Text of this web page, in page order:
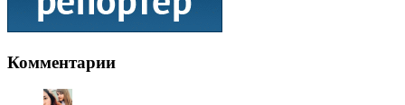
Комментарии